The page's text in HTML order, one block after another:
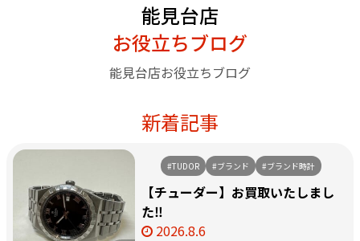
能見台店
お役立ちブログ
能見台店お役立ちブログ
新着記事
#TUDOR #ブランド #ブランド時計
【チューダー】お買取いたしまし
た‼️
2026.8.6